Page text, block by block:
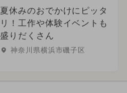
夏休みのおでかけにピッタ
リ！工作や体験イベントも
盛りだくさん
神奈川県横浜市磯子区